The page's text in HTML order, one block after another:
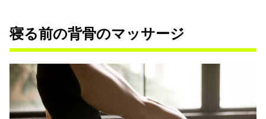
寝る前の背骨のマッサージ